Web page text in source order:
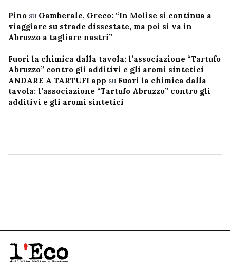
Pino su Gamberale, Greco: “In Molise si continua a
viaggiare su strade dissestate, ma poi si va in
Abruzzo a tagliare nastri”
Fuori la chimica dalla tavola: l’associazione “Tartufo
Abruzzo” contro gli additivi e gli aromi sintetici
ANDARE A TARTUFI app su Fuori la chimica dalla
tavola: l’associazione “Tartufo Abruzzo” contro gli
additivi e gli aromi sintetici